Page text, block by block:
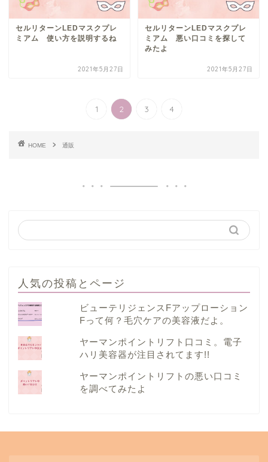
セルリターンLEDマスクプレ
ミアム 使い方を説明するね
2021年5月27日
セルリターンLEDマスクプレ
ミアム 悪い口コミを探して
みたよ
2021年5月27日
1 2 3 4
HOME 通販
人気の投稿とページ
ビューテリジェンスFアップローション
Fって何？毛穴ケアの美容液だよ。
ヤーマンポイントリフト口コミ。電子
ハリ美容器が注目されてます!!
ヤーマンポイントリフトの悪い口コミ
を調べてみたよ